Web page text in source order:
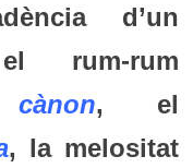
d’un
rum-rum
cànon, el
, la melositat